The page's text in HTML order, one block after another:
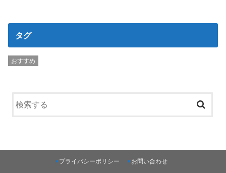
タグ
おすすめ
プライバシーポリシー お問い合わせ